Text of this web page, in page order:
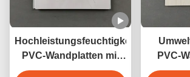
Hochleistungsfeuchtigkeitsdichte
PVC-Wandplatten mit
Marmorgestaltung
PVC-